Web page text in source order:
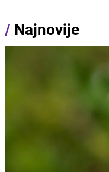
/ Najnovije